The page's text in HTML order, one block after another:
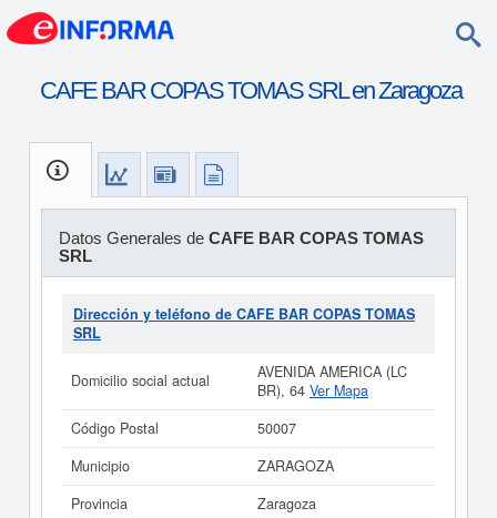
CAFE BAR COPAS TOMAS SRL en Zaragoza
Datos Generales de CAFE BAR COPAS TOMAS
SRL
Dirección y teléfono de CAFE BAR COPAS TOMAS
SRL
Domicilio social actual
AVENIDA AMERICA (LC
BR), 64 Ver Mapa
Código Postal
50007
Municipio
ZARAGOZA
Provincia
Zaragoza